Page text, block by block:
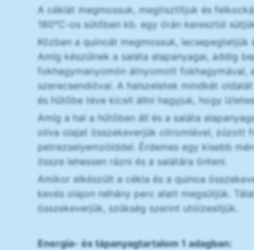
A céklát megmossuk, megtisztítjuk és
180°C-os sütőben kb. egy órán keresztül
Közben a quinoát megmossuk, lecsepegtetjük
Amíg készülnek a saláta alapanyagai, addig
fokhagymanyomón átnyomott fokhagymával,
szerecsendióval. A halszeletek mindkét
és hűtőbe téve kicsit állni hagyjuk, hogy
Amíg a hal a hűtőben áll és a saláta
olíva olajat összekeverjük citromlével, zúzott
petrezselyemzölddel. Érdemes egy kisebb
össze lehessen rázni és a salátára önteni.
Amikor elkészült a cékla és a quinoa
kevés olajon néhány perc alatt megsütjük.
összekeverjük, szűkség szerint utóízesítjük.
Energia- és tápanyagtartalom 1 adagban: